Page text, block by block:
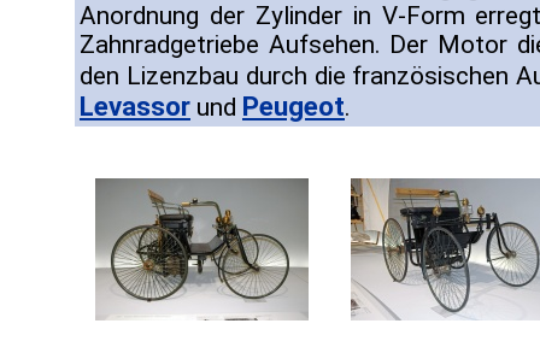
Anordnung der Zylinder in V-Form
Zahnradgetriebe Aufsehen. Der Motor
den Lizenzbau durch die französischen
Levassor und Peugeot.